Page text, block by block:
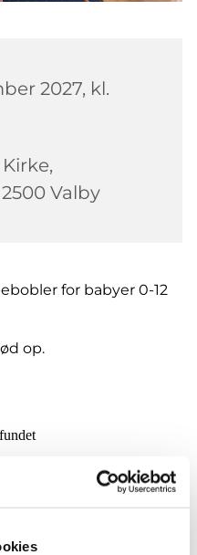
2027, kl.
Valby
for babyer 0-12
op.